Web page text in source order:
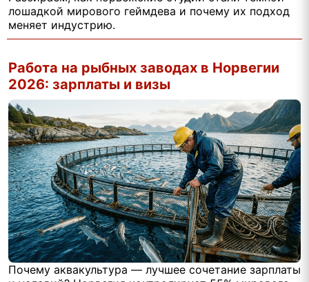
лошадкой мирового геймдева и почему их подход
меняет индустрию.
Работа на рыбных заводах в Норвегии
2026: зарплаты и визы
Почему аквакультура — лучшее сочетание зарплаты